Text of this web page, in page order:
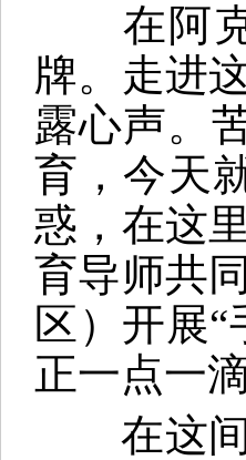
在阿克
牌。走进
露心声。
育，今天
惑，在这
育导师共
区）开展
正一点一
在这间